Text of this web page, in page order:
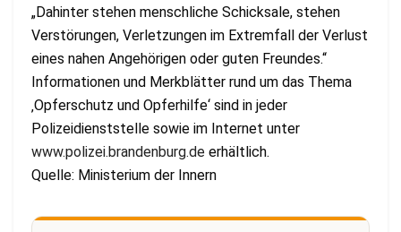
„Dahinter stehen menschliche Schicksale, stehen
Verstörungen, Verletzungen im Extremfall der Verlust
eines nahen Angehörigen oder guten Freundes.“
Informationen und Merkblätter rund um das Thema
‚Opferschutz und Opferhilfe‘ sind in jeder
Polizeidienststelle sowie im Internet unter
www.polizei.brandenburg.de erhältlich.
Quelle: Ministerium der Innern